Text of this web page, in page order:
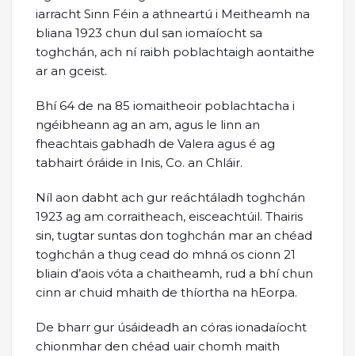
iarracht Sinn Féin a athneartú i Meitheamh na
bliana 1923 chun dul san iomaíocht sa
toghchán, ach ní raibh poblachtaigh aontaithe
ar an gceist.
Bhí 64 de na 85 iomaitheoir poblachtacha i
ngéibheann ag an am, agus le linn an
fheachtais gabhadh de Valera agus é ag
tabhairt óráide in Inis, Co. an Chláir.
Níl aon dabht ach gur reáchtáladh toghchán
1923 ag am corraitheach, eisceachtúil. Thairis
sin, tugtar suntas don toghchán mar an chéad
toghchán a thug cead do mhná os cionn 21
bliain d’aois vóta a chaitheamh, rud a bhí chun
cinn ar chuid mhaith de thíortha na hEorpa.
De bharr gur úsáideadh an córas ionadaíocht
chionmhar den chéad uair chomh maith